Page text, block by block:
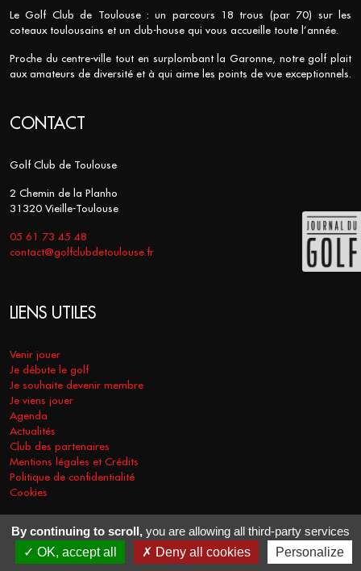
Le Golf Club de Toulouse : un parcours 18 trous (par 70) sur les
coteaux toulousains et un club-house qui vous accueille toute l’année.
Proche du centre-ville tout en surplombant la Garonne, notre golf plait
aux amateurs de diversité et à qui aime les points de vue exceptionnels.
CONTACT
Golf Club de Toulouse
2 Chemin de la Planho
31320 Vieille-Toulouse
05 61 73 45 48
contact@golfclubdetoulouse.fr
LIENS UTILES
Venir jouer
Je débute le golf
Je souhaite devenir membre
Je viens jouer
Agenda
Actualités
Club des partenaires
Mentions légales et Crédits
Politique de confidentialité
Cookies
COPYRIGHT © 2026 - GOLF CLUB DE TOULOUSE. TOUS DROITS
RÉSERVÉS.
RÉALISATION VT-DESIGN 2021
By continuing to scroll, you are allowing all third-party services
OK, accept all
Deny all cookies Personalize